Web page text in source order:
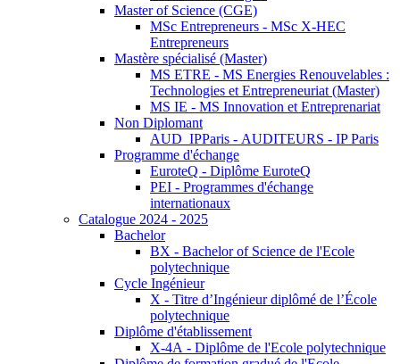
Master of Science (CGE)
MSc Entrepreneurs - MSc X-HEC
Entrepreneurs
Mastère spécialisé (Master)
MS ETRE - MS Energies Renouvelables :
Technologies et Entrepreneuriat (Master)
MS IE - MS Innovation et Entreprenariat
Non Diplomant
AUD_IPParis - AUDITEURS - IP Paris
Programme d'échange
EuroteQ - Diplôme EuroteQ
PEI - Programmes d'échange
internationaux
Catalogue 2024 - 2025
Bachelor
BX - Bachelor of Science de l'Ecole
polytechnique
Cycle Ingénieur
X - Titre d’Ingénieur diplômé de l’École
polytechnique
Diplôme d'établissement
X-4A - Diplôme de l'Ecole polytechnique